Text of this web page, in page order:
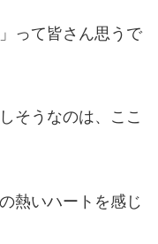
って皆さん思うで
そうなのは、ここ
熱いハートを感じ